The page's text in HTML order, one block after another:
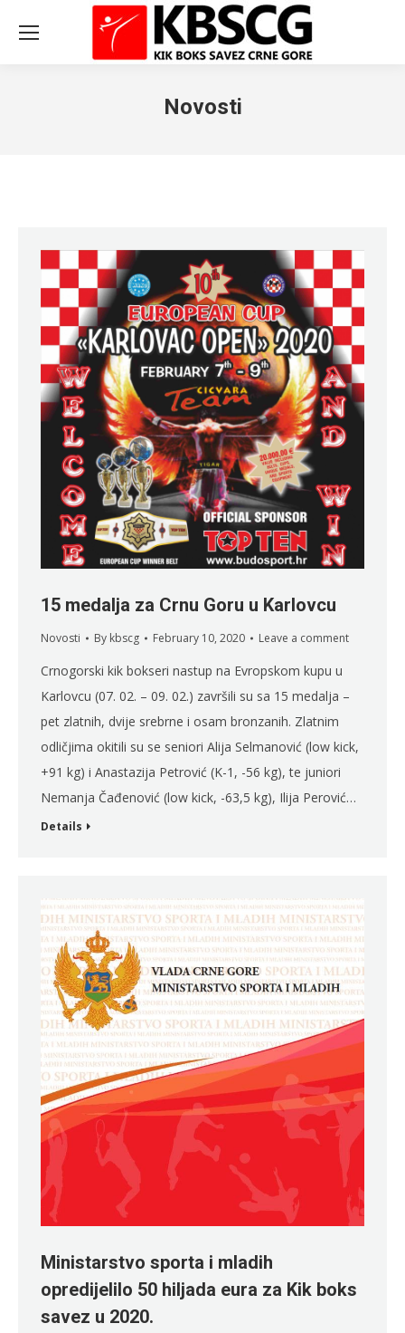
Novosti
15 medalja za Crnu Goru u Karlovcu
Novosti By kbscg February 10, 2020 Leave a comment
Crnogorski kik bokseri nastup na Evropskom kupu u
Karlovcu (07. 02. – 09. 02.) završili su sa 15 medalja –
pet zlatnih, dvije srebrne i osam bronzanih. Zlatnim
odličjima okitili su se seniori Alija Selmanović (low kick,
+91 kg) i Anastazija Petrović (K-1, -56 kg), te juniori
Nemanja Čađenović (low kick, -63,5 kg), Ilija Perović…
Details
Ministarstvo sporta i mladih
opredijelilo 50 hiljada eura za Kik boks
savez u 2020.